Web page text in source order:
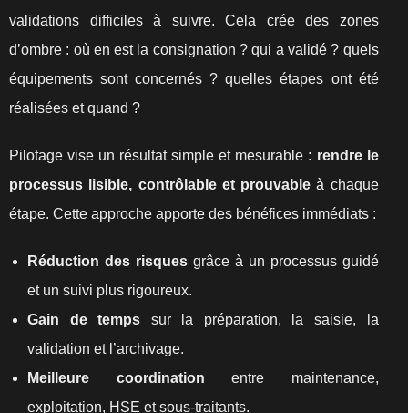
validations difficiles à suivre. Cela crée des zones
d’ombre : où en est la consignation ? qui a validé ? quels
équipements sont concernés ? quelles étapes ont été
réalisées et quand ?
Pilotage vise un résultat simple et mesurable : rendre le
processus lisible, contrôlable et prouvable à chaque
étape. Cette approche apporte des bénéfices immédiats :
Réduction des risquesgrâce à un processus guidé
et un suivi plus rigoureux.
Gain de temps sur la préparation, la saisie, la
validation et l’archivage.
Meilleure coordination entre maintenance,
exploitation, HSE et sous-traitants.